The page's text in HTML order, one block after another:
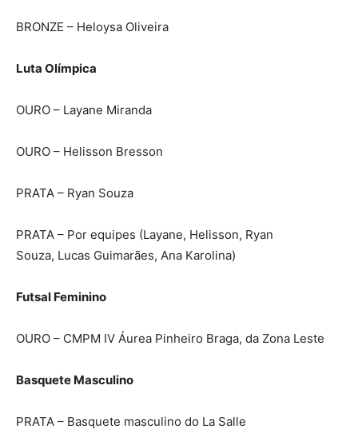
BRONZE – Heloysa Oliveira
Luta Olímpica
OURO – Layane Miranda
OURO – Helisson Bresson
PRATA – Ryan Souza
PRATA – Por equipes (Layane, Helisson, Ryan
Souza, Lucas Guimarães, Ana Karolina)
Futsal Feminino
OURO – CMPM IV Áurea Pinheiro Braga, da Zona Leste
Basquete Masculino
PRATA – Basquete masculino do La Salle